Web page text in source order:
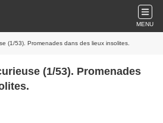
MENU
(1/53). Promenades dans des lieux insolites.
(1/53). Promenades